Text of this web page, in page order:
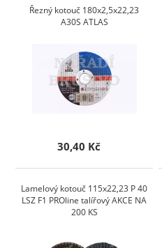
Řezný kotouč 180x2,5x22,23
A30S ATLAS
30,40 Kč
Lamelový kotouč 115x22,23 P 40
LSZ F1 PROline talířový AKCE NA
200 KS